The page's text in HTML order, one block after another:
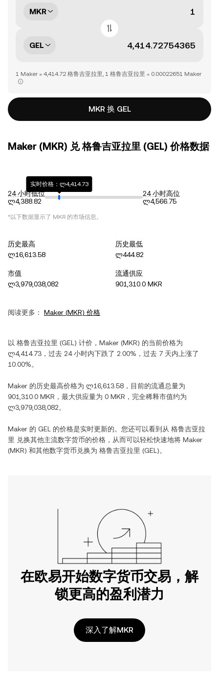
MKR
GEL
1 Maker = 4,414.72 格鲁吉亚拉里, 1 格鲁吉亚拉里 = 0.00022651 Maker
MKR 换 GEL
Maker (MKR) 兑 格鲁吉亚拉里 (GEL) 价格数据
24 小时低位
ლ4,388.82
实时价格：ლ4,414.73
24 小时高位
ლ4,566.75
*以下数据显示了 MKR 的市场信息。
历史最高
ლ16,613.58
历史最低
ლ444.82
市值
ლ3,979,038,082
流通供应
901,310.0 MKR
阅读更多： Maker (MKR) 价格
以 格鲁吉亚拉里 (GEL ) 计价， Maker (MKR) 的当前价格为
ლ4,414.73 ，过去 24 小时内下跌了 2.00% ，过去 7 天内 上涨了
10.00%。
Maker 的历史最高价格为 ლ16,613.58 ，目前的流通总量为
901,310.0 MKR ，最大供应量为 0 MKR ，完全稀释市值约为
ლ3,979,038,082。
Maker 的 GEL 的价格是实时更新的。您还可以看到从 格鲁吉亚拉
里 兑换其他主流数字货币的价格，从而可以轻松快速地将 Maker
(MKR) 和其他数字货币兑换为 格鲁吉亚拉里 (GEL )。
在欧易开始数字货币交易，解
锁更高的盈利潜力
深入了解MKR